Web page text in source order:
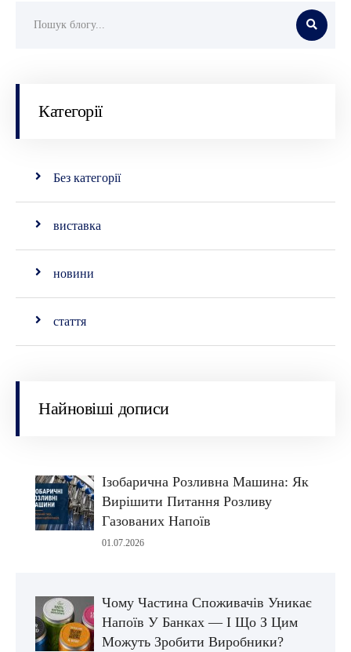
Категорії
Без категорії
виставка
новини
стаття
Найновіші дописи
Ізобарична Розливна Машина: Як
Вирішити Питання Розливу
Газованих Напоїв
01.07.2026
Чому Частина Споживачів Уникає
Напоїв У Банках — І Що З Цим
Можуть Зробити Виробники?